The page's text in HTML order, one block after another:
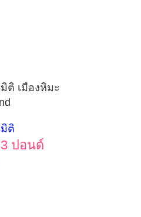
ติ เมืองหิมะ
ติ
ปอนด์